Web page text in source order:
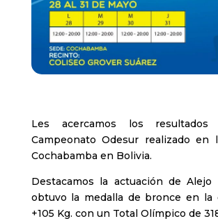
Les acercamos los
Campeonato Odesur realizado en
Cochabamba en Bolivia.
Destacamos la actuación de Alejo
obtuvo la medalla de bronce en la
+105 Kg. con un Total Olímpico de